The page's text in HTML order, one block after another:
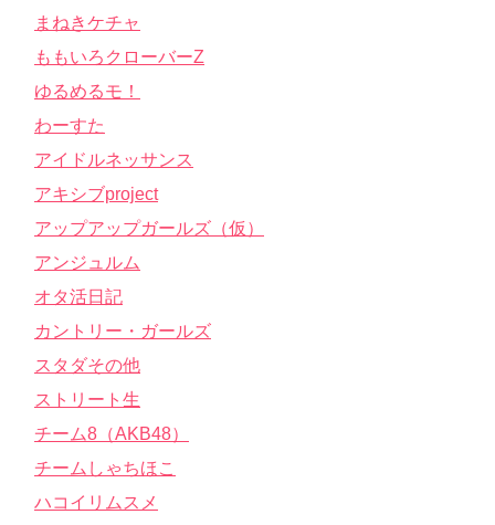
まねきケチャ
ももいろクローバーZ
ゆるめるモ！
わーすた
アイドルネッサンス
アキシブproject
アップアップガールズ（仮）
アンジュルム
オタ活日記
カントリー・ガールズ
スタダその他
ストリート生
チーム8（AKB48）
チームしゃちほこ
ハコイリムスメ